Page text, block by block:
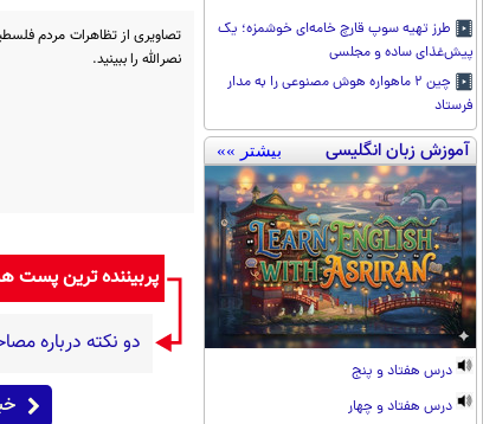
طرز تهیه سوپ قارچ خامه‌ای خوشمزه؛ یک
پیش‌غذای ساده و مجلسی
چین ۲ ماهواره هوش مصنوعی را به مدار
فرستاد
آموزش زبان انگلیسی بیشتر »»
درس هفتاد و پنج
درس هفتاد و چهار
تصاویری از تظاهرات مردم
نصرالله را ببینید.
پربیننده ترین
دو نکته درباره